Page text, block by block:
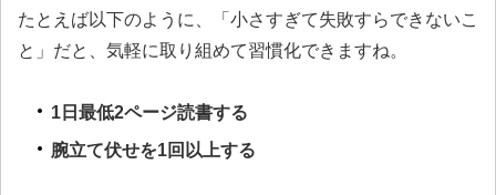
たとえば以下のように、「小さすぎて失敗すらできないこ
と」だと、気軽に取り組めて習慣化できますね。
1日最低2ページ読書する
腕立て伏せを1回以上する